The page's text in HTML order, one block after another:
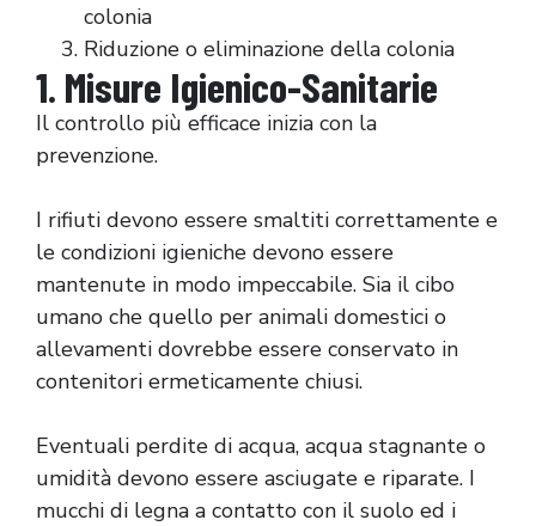
colonia
Riduzione o eliminazione della colonia
1. Misure Igienico-Sanitarie
Il controllo più efficace inizia con la
prevenzione.
I rifiuti devono essere smaltiti correttamente e
le condizioni igieniche devono essere
mantenute in modo impeccabile. Sia il cibo
umano che quello per animali domestici o
allevamenti dovrebbe essere conservato in
contenitori ermeticamente chiusi.
Eventuali perdite di acqua, acqua stagnante o
umidità devono essere asciugate e riparate. I
mucchi di legna a contatto con il suolo ed i